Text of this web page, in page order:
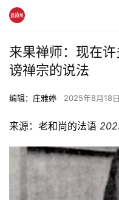
来果禅师：现在
谤禅宗的说法
编辑：庄雅婷 2025年8月18
来源： 老和尚的法语